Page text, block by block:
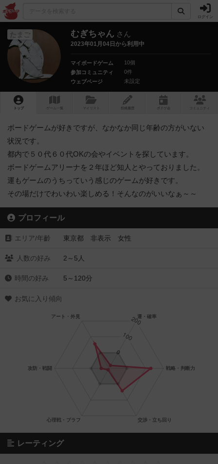
ログイン
たまご むぎちゃん さん
2023年01月04日から利用中
マイボードゲーム
10個
参加コミュニティ
0件
ウェブページ
未設定
トップ ゲーム一覧 マイリスト 投稿履歴 ボ ドゲ コミュニティ
ボードゲームが好きですが、なかなか同じ年齢の方がいない
状況です。
都内で５０代６０代OKの会やイベントを探しています。
ボードゲームアリーナを２年ほど知人とやっておりました。
運もゲームのうちっていう感じのゲームが好きです。
その場だけでわいわい楽しめる！そんなのがいいなぁ～～
プロフィール
エリア/年齡 東京都 非表示 女性
人数の好み 2～5人
時間の好み 5～120分
お気に入り傾向
レーティング